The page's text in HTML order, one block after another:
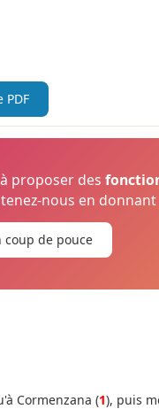
PDF
proposer des
nous en
coup de pouce
Cormenzana (1), puis